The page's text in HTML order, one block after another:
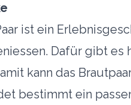
ist ein
Dafür gibt es
kann das
bestimmt ein